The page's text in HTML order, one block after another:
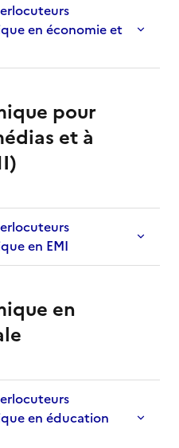
en économie et
pour
et à
en EMI
en
en éducation